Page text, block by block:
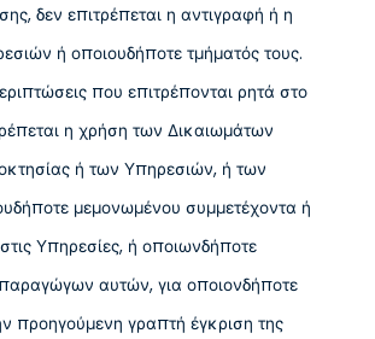
δεν επιτρέπεται η αντιγραφή ή η
ή οποιουδήποτε τμήματός τους.
που επιτρέπονται ρητά στο
η χρήση των Δικαιωμάτων
ή των Υπηρεσιών, ή των
μεμονωμένου συμμετέχοντα ή
Υπηρεσίες, ή οποιωνδήποτε
αυτών, για οποιονδήποτε
προηγούμενη γραπτή έγκριση της